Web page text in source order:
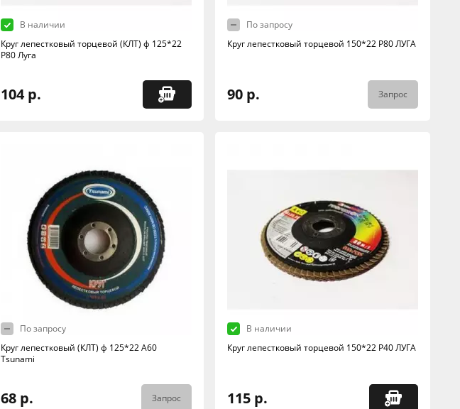
В наличии
Круг лепестковый торцевой (КЛТ) ф 125*22
Р80 Луга
104 р.
По запросу
Круг лепестковый торцевой 150*22 Р80 ЛУГА
90 р. Запрос
По запросу
Круг лепестковый (КЛТ) ф 125*22 А60
Tsunami
68 р. Запрос
В наличии
Круг лепестковый торцевой 150*22 Р40 ЛУГА
115 р.